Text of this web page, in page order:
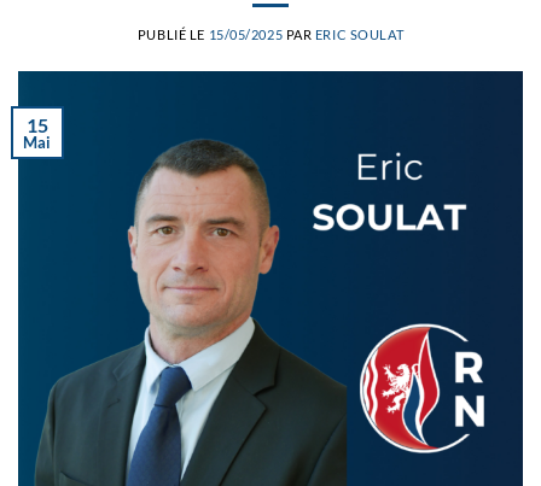
PUBLIÉ LE 15/05/2025 PAR ERIC SOULAT
15
Mai